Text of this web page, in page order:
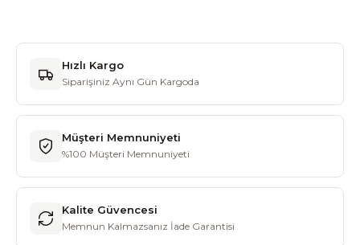
Hızlı Kargo
Siparişiniz Aynı Gün Kargoda
Müşteri Memnuniyeti
%100 Müşteri Memnuniyeti
Kalite Güvencesi
Memnun Kalmazsanız İade Garantisi